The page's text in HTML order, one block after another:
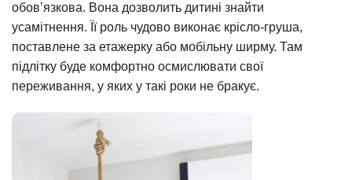
обов’язкова. Вона дозволить дитині знайти
усамітнення. Її роль чудово виконає крісло-груша,
поставлене за етажерку або мобільну ширму. Там
підлітку буде комфортно осмислювати свої
переживання, у яких у такі роки не бракує.